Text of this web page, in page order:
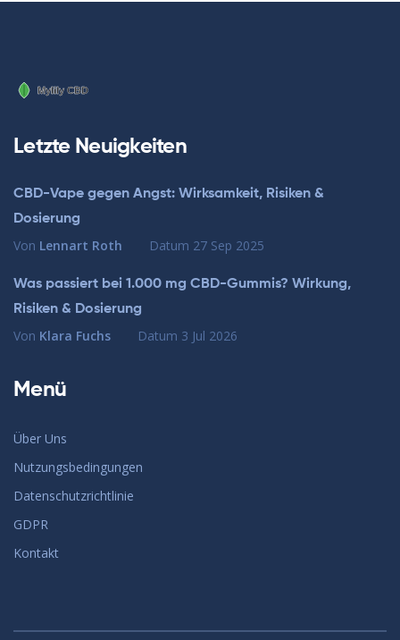
Letzte Neuigkeiten
CBD-Vape gegen Angst: Wirksamkeit, Risiken &
Dosierung
Von Lennart Roth Datum 27 Sep 2025
Was passiert bei 1.000 mg CBD-Gummis? Wirkung,
Risiken & Dosierung
Von Klara Fuchs Datum 3 Jul 2026
Menü
Über Uns
Nutzungsbedingungen
Datenschutzrichtlinie
GDPR
Kontakt